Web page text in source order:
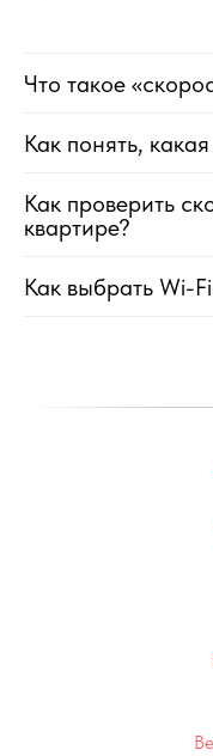
Что такое
Как понять,
Как проверить
квартире?
Как выбрать Wi-